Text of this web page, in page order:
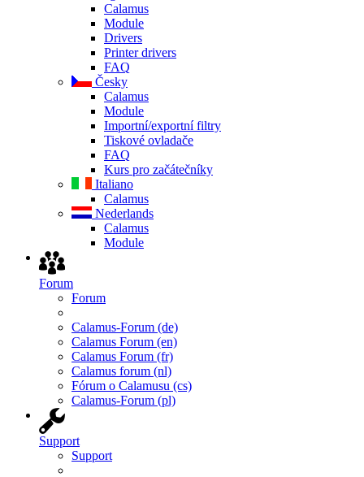
Calamus
Module
Drivers
Printer drivers
FAQ
Česky
Calamus
Module
Importní/exportní filtry
Tiskové ovladače
FAQ
Kurs pro začátečníky
Italiano
Calamus
Nederlands
Calamus
Module
Forum
Forum
Calamus-Forum (de)
Calamus Forum (en)
Calamus Forum (fr)
Calamus forum (nl)
Fórum o Calamusu (cs)
Calamus-Forum (pl)
Support
Support